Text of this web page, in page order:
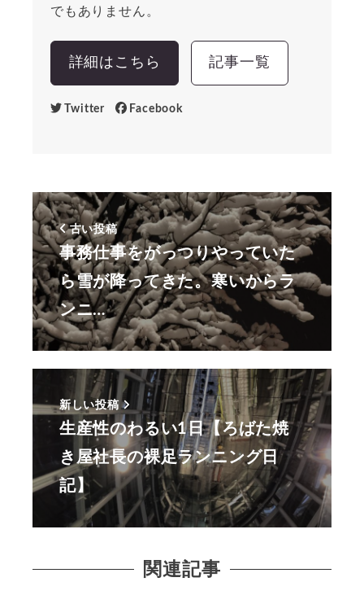
でもありません。
詳細はこちら 記事一覧
Twitter Facebook
古い投稿
事務仕事をがっつりやっていた
ら雪が降ってきた。寒いからラ
ンニ…
新しい投稿
生産性のわるい1日【ろばた焼
き屋社長の裸足ランニング日
記】
関連記事